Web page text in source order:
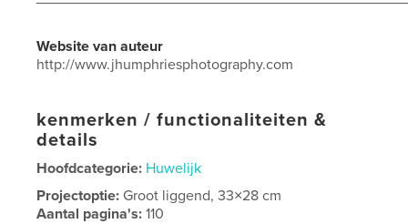
Website van auteur
http://www.jhumphriesphotography.com
kenmerken / functionaliteiten &
details
Hoofdcategorie: Huwelijk
Projectoptie: Groot liggend, 33×28 cm
Aantal pagina's:110